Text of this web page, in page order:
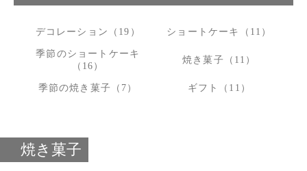
デコレーション（19） ショートケーキ（11）
季節のショートケーキ
（16）
焼き菓子（11）
季節の焼き菓子（7） ギフト（11）
焼き菓子